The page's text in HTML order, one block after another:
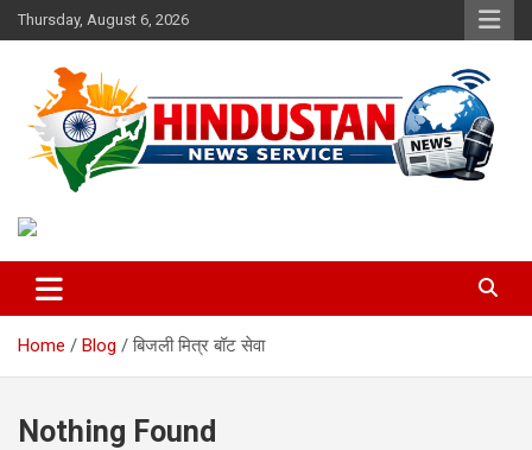
Skip
to
Thursday, August 6, 2026
Hindustan News Service
Home Blog बिजली मित्र बॉट सेवा
Nothing Found